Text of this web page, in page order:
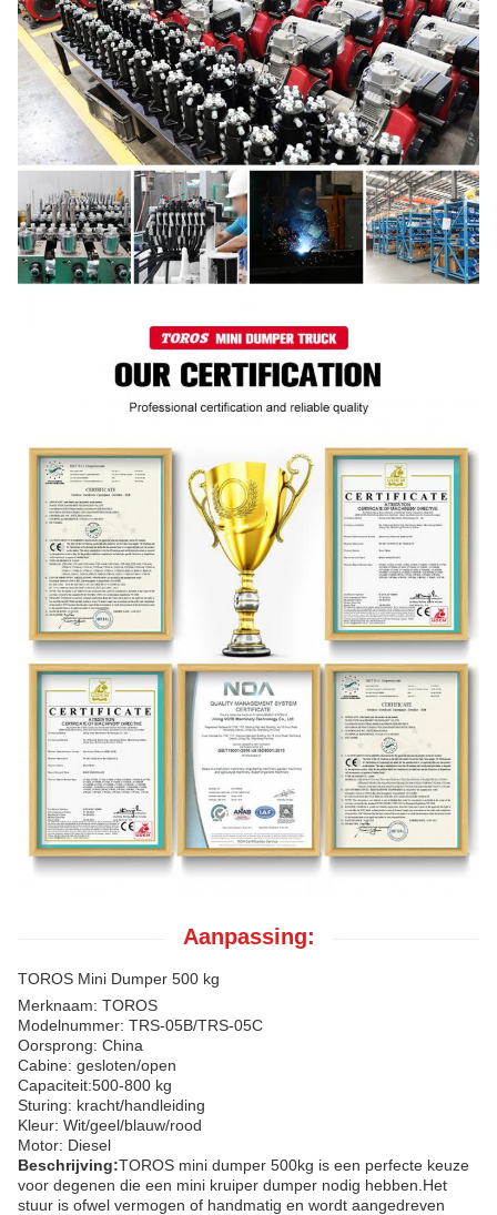
Aanpassing:
TOROS Mini Dumper 500 kg
Merknaam: TOROS
Modelnummer: TRS-05B/TRS-05C
Oorsprong: China
Cabine: gesloten/open
Capaciteit:500-800 kg
Sturing: kracht/handleiding
Kleur: Wit/geel/blauw/rood
Motor: Diesel
Beschrijving:TOROS mini dumper 500kg is een perfecte keuze
voor degenen die een mini kruiper dumper nodig hebben.Het
stuur is ofwel vermogen of handmatig en wordt aangedreven